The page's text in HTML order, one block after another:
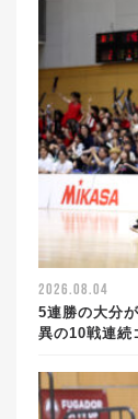
2026.08.04
5連勝の大分
異の10戦連